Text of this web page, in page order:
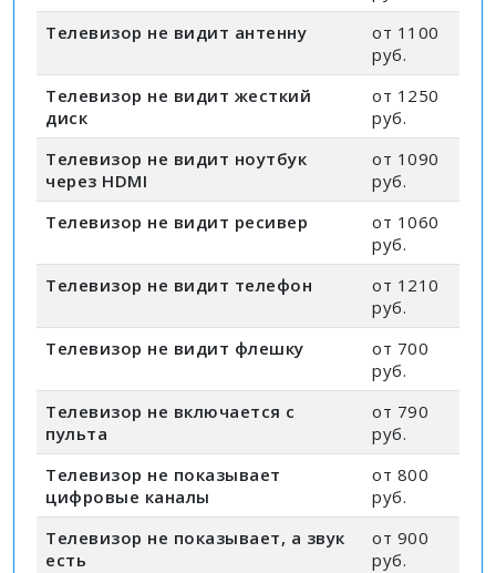
Телевизор не видит антенну
от 1100
руб.
Телевизор не видит жесткий
диск
от 1250
руб.
Телевизор не видит ноутбук
через HDMI
от 1090
руб.
Телевизор не видит ресивер
от 1060
руб.
Телевизор не видит телефон
от 1210
руб.
Телевизор не видит флешку
от 700
руб.
Телевизор не включается с
пульта
от 790
руб.
Телевизор не показывает
цифровые каналы
от 800
руб.
Телевизор не показывает, а звук
есть
от 900
руб.